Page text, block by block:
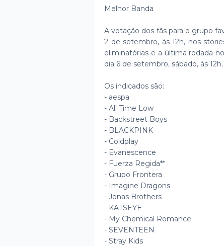
Melhor Banda
A votação dos fãs para o grupo
2 de setembro, às 12h, nos
eliminatórias e a última rodada
dia 6 de setembro, sábado, às 12h.
Os indicados são:
- aespa
- All Time Low
- Backstreet Boys
- BLACKPINK
- Coldplay
- Evanescence
- Fuerza Regida**
- Grupo Frontera
- Imagine Dragons
- Jonas Brothers
- KATSEYE
- My Chemical Romance
- SEVENTEEN
- Stray Kids